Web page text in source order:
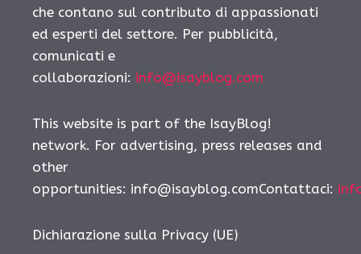
che contano sul contributo di appassionati
ed esperti del settore. Per pubblicità,
comunicati e
collaborazioni: info@isayblog.com
This website is part of the IsayBlog!
network. For advertising, press releases and
other
opportunities: info@isayblog.comContattaci:
Dichiarazione sulla Privacy (UE)